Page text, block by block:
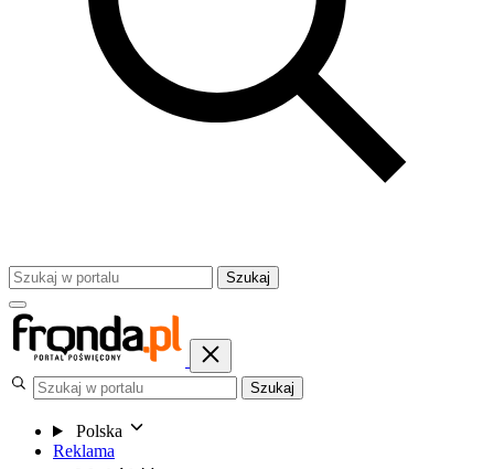
Szukaj
Szukaj
Polska
Reklama